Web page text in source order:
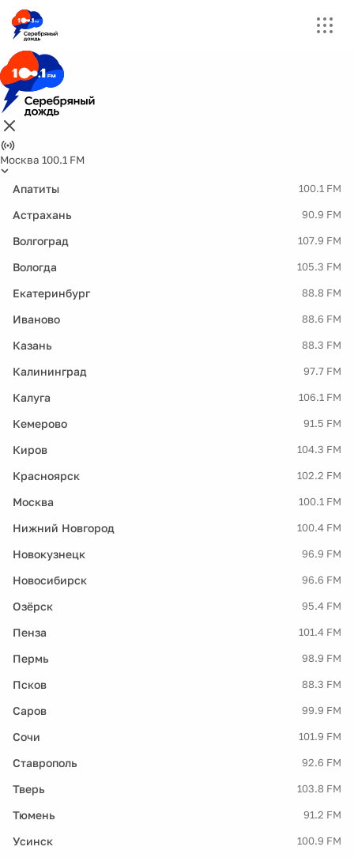
Москва 100.1 FM
Апатиты 100.1 FM
Астрахань 90.9 FM
Волгоград 107.9 FM
Вологда 105.3 FM
Екатеринбург 88.8 FM
Иваново 88.6 FM
Казань 88.3 FM
Калининград 97.7 FM
Калуга 106.1 FM
Кемерово 91.5 FM
Киров 104.3 FM
Красноярск 102.2 FM
Москва 100.1 FM
Нижний Новгород 100.4 FM
Новокузнецк 96.9 FM
Новосибирск 96.6 FM
Озёрск 95.4 FM
Пенза 101.4 FM
Пермь 98.9 FM
Псков 88.3 FM
Саров 99.9 FM
Сочи 101.9 FM
Ставрополь 92.6 FM
Тверь 103.8 FM
Тюмень 91.2 FM
Усинск 100.9 FM